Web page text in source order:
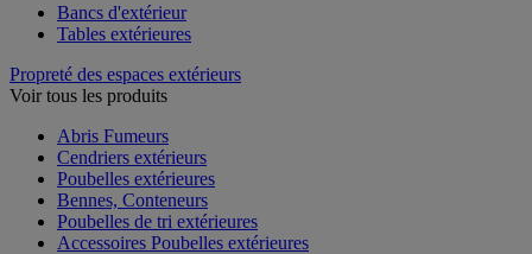
Bancs d'extérieur
Tables extérieures
Propreté des espaces extérieurs
Voir tous les produits
Abris Fumeurs
Cendriers extérieurs
Poubelles extérieures
Bennes, Conteneurs
Poubelles de tri extérieures
Accessoires Poubelles extérieures